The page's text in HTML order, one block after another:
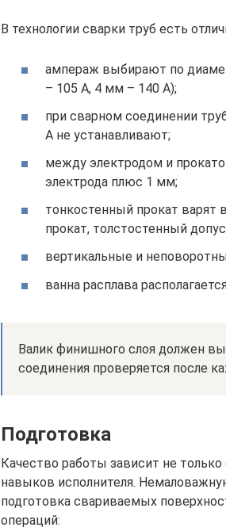
В технологии сварки труб есть
ампераж выбирают по
– 105 А, 4 мм – 140 А);
при сварном соединении
А не устанавливают;
между электродом и
электрода плюс 1 мм;
тонкостенный прокат варят
прокат, толстостенный
вертикальные и
ванна расплава
Валик финишного слоя должен
соединения проверяется после
Подготовка
Качество работы зависит не
навыков исполнителя.
подготовка свариваемых
операций: